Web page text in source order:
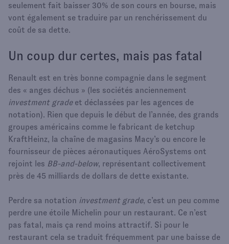
seulement fait baisser 30% de son cours en bourse, mais
vont également se traduire par un renchérissement du
coût de sa dette.
Un coup dur certes, mais pas fatal
Renault est en très bonne compagnie dans le segment
des « anges déchus » (les sociétés anciennement
investment gradeet déclassées par les agences de
notation). Rien que depuis le début de l’année, des grands
groupes américains comme le fabricant de ketchup
KraftHeinz, la chaîne de magasins Macy’s ou encore le
fournisseur de pièces aéronautiques AéroSystems ont
rejoint les BB-and-below, représentant collectivement
près de 45 milliards de dollars de dette existante.
Perdre sa notation investment grade, c’est un peu comme
perdre une étoile Michelin pour un restaurant. Ce n’est
pas fatal, mais ça rend moins attractif. Si pour le
restaurant cela se traduit fréquemment par une baisse de